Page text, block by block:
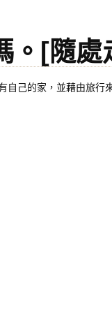
[隨處
己的家，並藉由旅行